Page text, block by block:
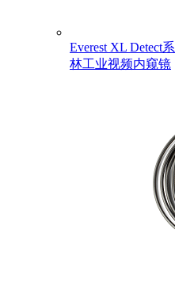
Everest XL Detect
林工业视频内窥镜